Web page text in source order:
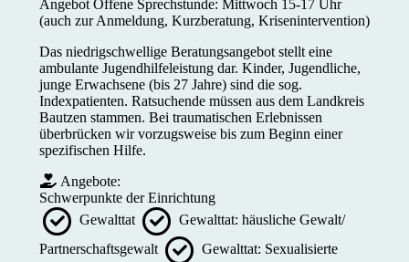
Angebot Offene Sprechstunde: Mittwoch 15-17 Uhr
(auch zur Anmeldung, Kurzberatung, Krisenintervention)
Das niedrigschwellige Beratungsangebot stellt eine
ambulante Jugendhilfeleistung dar. Kinder, Jugendliche,
junge Erwachsene (bis 27 Jahre) sind die sog.
Indexpatienten. Ratsuchende müssen aus dem Landkreis
Bautzen stammen. Bei traumatischen Erlebnissen
überbrücken wir vorzugsweise bis zum Beginn einer
spezifischen Hilfe.
Angebote:
Schwerpunkte der Einrichtung
Gewalttat
Gewalttat: häusliche Gewalt/
Partnerschaftsgewalt
Gewalttat: Sexualisierte